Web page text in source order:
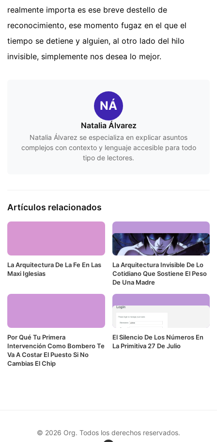
realmente importa es ese breve destello de
reconocimiento, ese momento fugaz en el que el
tiempo se detiene y alguien, al otro lado del hilo
invisible, simplemente nos desea lo mejor.
NÁ
Natalia Álvarez
Natalia Álvarez se especializa en explicar asuntos
complejos con contexto y lenguaje accesible para todo
tipo de lectores.
Artículos relacionados
La Arquitectura De La Fe En Las
Maxi Iglesias
La Arquitectura Invisible De Lo
Cotidiano Que Sostiene El Peso
De Una Madre
Por Qué Tu Primera
Intervención Como Bombero Te
Va A Costar El Puesto Si No
Cambias El Chip
El Silencio De Los Números En
La Primitiva 27 De Julio
© 2026 Org. Todos los derechos reservados.